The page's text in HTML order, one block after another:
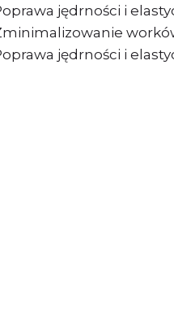
jędrności i
jędrności i